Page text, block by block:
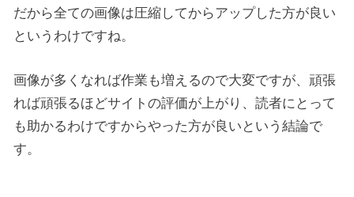
だから全ての画像は圧縮してからアップした方が良い
というわけですね。
画像が多くなれば作業も増えるので大変ですが、頑張
れば頑張るほどサイトの評価が上がり、読者にとって
も助かるわけですからやった方が良いという結論で
す。